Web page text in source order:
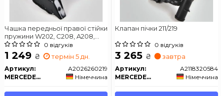
Чашка передньої правої стійки
пружини W202, C208, A208,
R170 (С, CLK, SLK)
0 відгуків
1 249 ₴ термін 5 дн.
Артикул:
A2026260219
MERCEDES-BENZ
Німеччина
Клапан пічки 211/219
0 відгуків
3 265 ₴ завтра
Артикул:
A2118320584
MERCEDES-BENZ
Німеччина